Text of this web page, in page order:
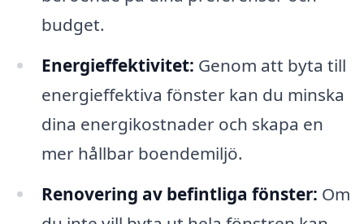
budget.
Energieffektivitet: Genom att byta till
energieffektiva fönster kan du minska
dina energikostnader och skapa en
mer hållbar boendemiljö.
Renovering av befintliga fönster: Om